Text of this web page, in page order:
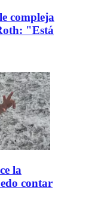
compleja
"Está
la
contar